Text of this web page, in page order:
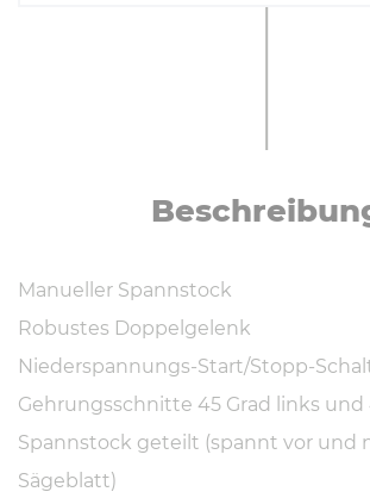
Manueller Spannstock
Robustes Doppelgelenk
Niederspannungs-Start/Stopp-
Gehrungsschnitte 45 Grad links und
Spannstock geteilt (spannt vor und
Sägeblatt)